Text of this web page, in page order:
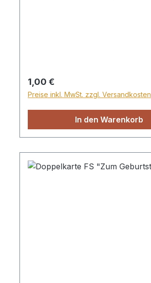
Regulärer Preis:
1,00 €
Preise inkl. MwSt. zzgl. Versandkosten
In den Warenkorb